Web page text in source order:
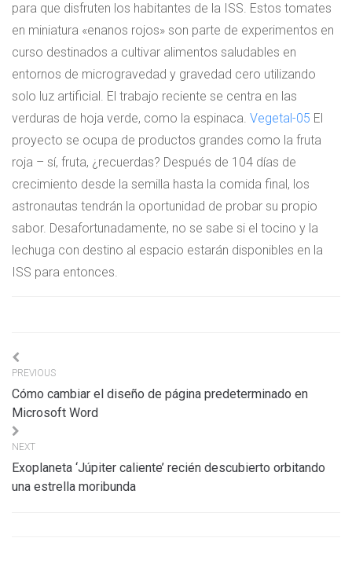
para que disfruten los habitantes de la ISS. Estos tomates
en miniatura «enanos rojos» son parte de experimentos en
curso destinados a cultivar alimentos saludables en
entornos de microgravedad y gravedad cero utilizando
solo luz artificial. El trabajo reciente se centra en las
verduras de hoja verde, como la espinaca. Vegetal-05 El
proyecto se ocupa de productos grandes como la fruta
roja – sí, fruta, ¿recuerdas? Después de 104 días de
crecimiento desde la semilla hasta la comida final, los
astronautas tendrán la oportunidad de probar su propio
sabor. Desafortunadamente, no se sabe si el tocino y la
lechuga con destino al espacio estarán disponibles en la
ISS para entonces.
Navigation
de
l’article
PREVIOUS
Cómo cambiar el diseño de página predeterminado en
Microsoft Word
NEXT
Exoplaneta ‘Júpiter caliente’ recién descubierto orbitando
una estrella moribunda